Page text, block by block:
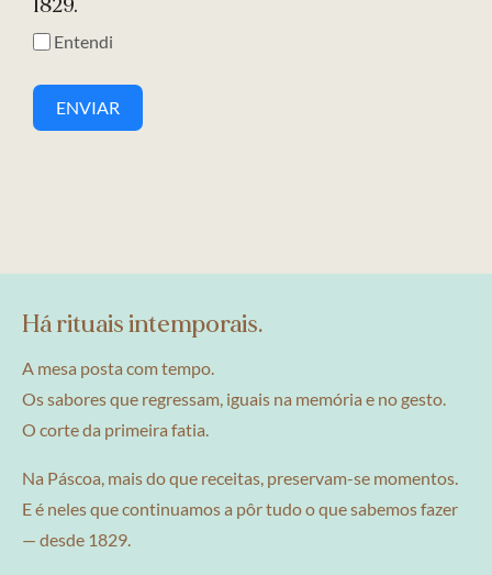
1829.
Entendi
ENVIAR
Há rituais intemporais.
A mesa posta com tempo.
Os sabores que regressam, iguais na memória e no gesto.
O corte da primeira fatia.
Na Páscoa, mais do que receitas, preservam-se momentos.
E é neles que continuamos a pôr tudo o que sabemos fazer
— desde 1829.